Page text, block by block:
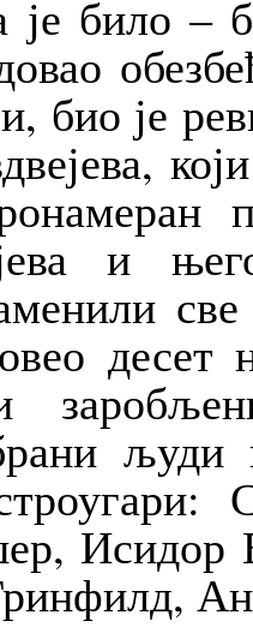
било –
био је
и
Исидор